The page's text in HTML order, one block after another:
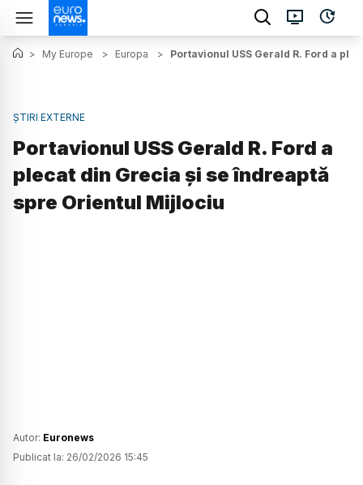
> My Europe > Europa > Portavionul USS Gerald R. Ford a
ȘTIRI EXTERNE
Portavionul USS Gerald R. Ford a
plecat din Grecia și se îndreaptă
spre Orientul Mijlociu
Autor: Euronews
Publicat la: 26/02/2026 15:45